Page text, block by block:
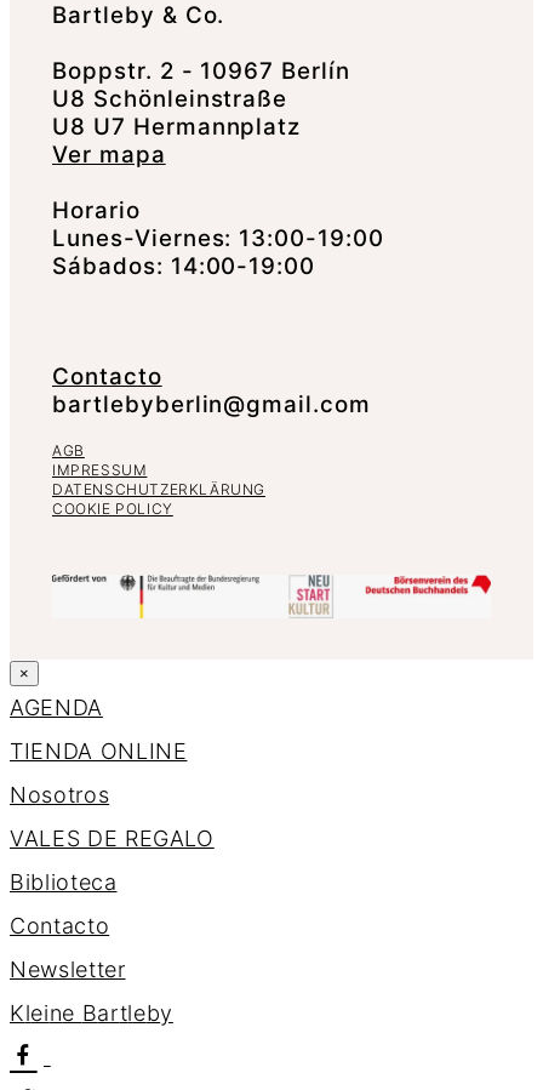
Bartleby & Co.
Boppstr. 2 - 10967 Berlín
U8 Schönleinstraße
U8 U7 Hermannplatz
Ver mapa
Horario
Lunes-Viernes: 13:00-19:00
Sábados: 14:00-19:00
Contacto
bartlebyberlin@gmail.com
AGB
IMPRESSUM
DATENSCHUTZERKLÄRUNG
COOKIE POLICY
×
AGENDA
TIENDA ONLINE
Nosotros
VALES DE REGALO
Biblioteca
Contacto
Newsletter
Kleine Bartleby